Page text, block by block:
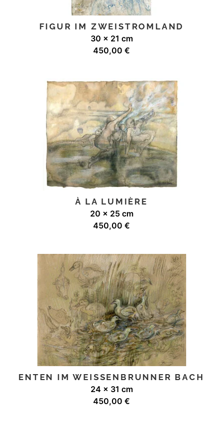
FIGUR IM ZWEISTROMLAND
30 x 21 cm
450,00 €
À LA LUMIÈRE
20 x 25 cm
450,00 €
ENTEN IM WEISSENBRUNNER BACH
24 x 31 cm
450,00 €